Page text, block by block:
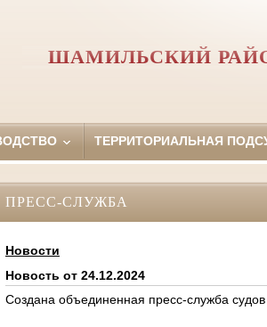
ШАМИЛЬСКИЙ
ТЕРРИТОРИАЛЬНАЯ
ПРЕСС-СЛУЖБА
Новости
Новость от 24.12.2024
Создана объединенная пресс-служба